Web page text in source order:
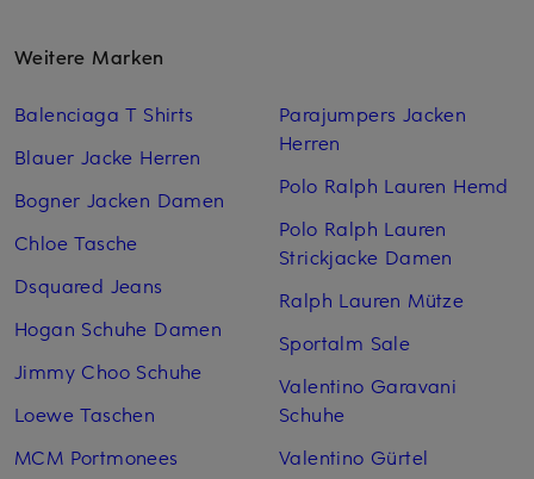
Weitere Marken
Balenciaga T Shirts
Blauer Jacke Herren
Bogner Jacken Damen
Chloe Tasche
Dsquared Jeans
Hogan Schuhe Damen
Jimmy Choo Schuhe
Loewe Taschen
MCM Portmonees
Parajumpers Jacken
Herren
Polo Ralph Lauren Hemd
Polo Ralph Lauren
Strickjacke Damen
Ralph Lauren Mütze
Sportalm Sale
Valentino Garavani
Schuhe
Valentino Gürtel